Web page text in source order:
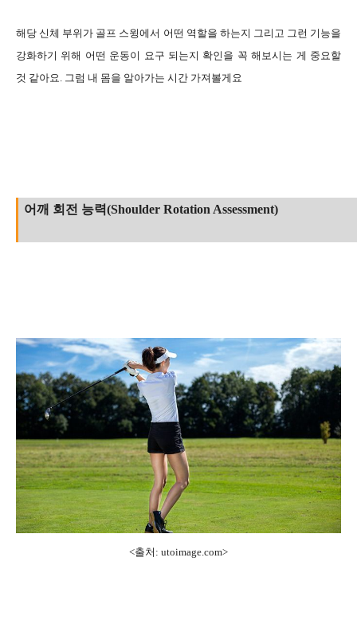
해당 신체 부위가 골프 스윙에서 어떤 역할을 하는지 그리고 그런 기능을
강화하기 위해 어떤 운동이 요구 되는지 확인을 꼭 해보시는 게 중요할
것 같아요. 그럼 내 몸을 알아가는 시간 가져볼게요
어깨 회전 능력(Shoulder Rotation Assessment)
<출처: utoimage.com>